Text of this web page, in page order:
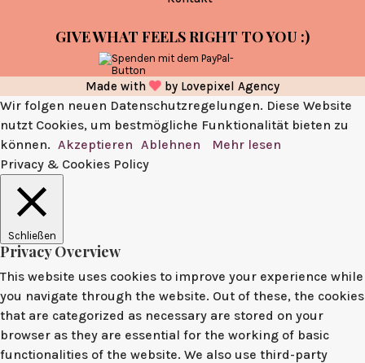
GIVE WHAT FEELS RIGHT TO YOU :)
Made with by Lovepixel Agency
Wir folgen neuen Datenschutzregelungen. Diese Website
nutzt Cookies, um bestmögliche Funktionalität bieten zu
können. Akzeptieren Ablehnen
Mehr lesen
Privacy & Cookies Policy
Schließen
Privacy Overview
This website uses cookies to improve your experience while
you navigate through the website. Out of these, the cookies
that are categorized as necessary are stored on your
browser as they are essential for the working of basic
functionalities of the website. We also use third-party